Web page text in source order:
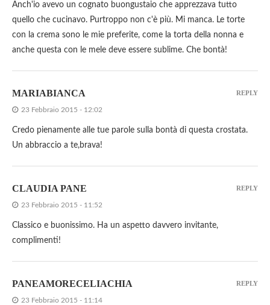
Anch'io avevo un cognato buongustaio che apprezzava tutto
quello che cucinavo. Purtroppo non c'è più. Mi manca. Le torte
con la crema sono le mie preferite, come la torta della nonna e
anche questa con le mele deve essere sublime. Che bontà!
MARIABIANCA
23 Febbraio 2015 - 12:02
Credo pienamente alle tue parole sulla bontà di questa crostata.
Un abbraccio a te,brava!
REPLY
CLAUDIA PANE
23 Febbraio 2015 - 11:52
Classico e buonissimo. Ha un aspetto davvero invitante,
complimenti!
REPLY
PANEAMORECELIACHIA
23 Febbraio 2015 - 11:14
REPLY